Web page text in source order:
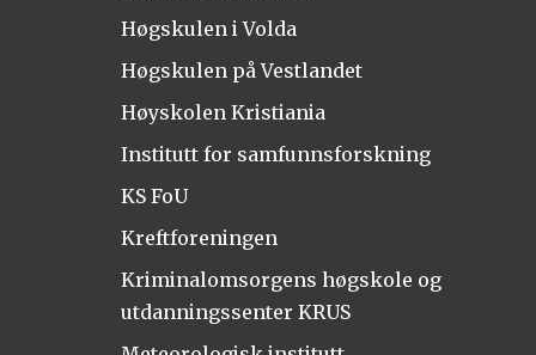
Høgskulen i Volda
Høgskulen på Vestlandet
Høyskolen Kristiania
Institutt for samfunnsforskning
KS FoU
Kreftforeningen
Kriminalomsorgens høgskole og
utdanningssenter KRUS